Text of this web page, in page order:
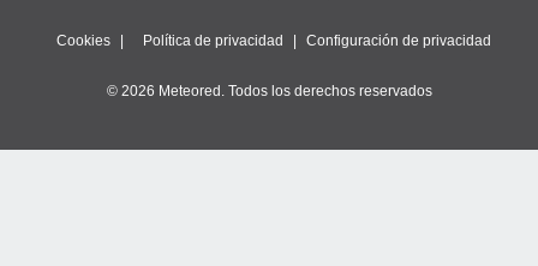
Cookies Política de privacidad Configuración de privacidad
© 2026 Meteored. Todos los derechos reservados